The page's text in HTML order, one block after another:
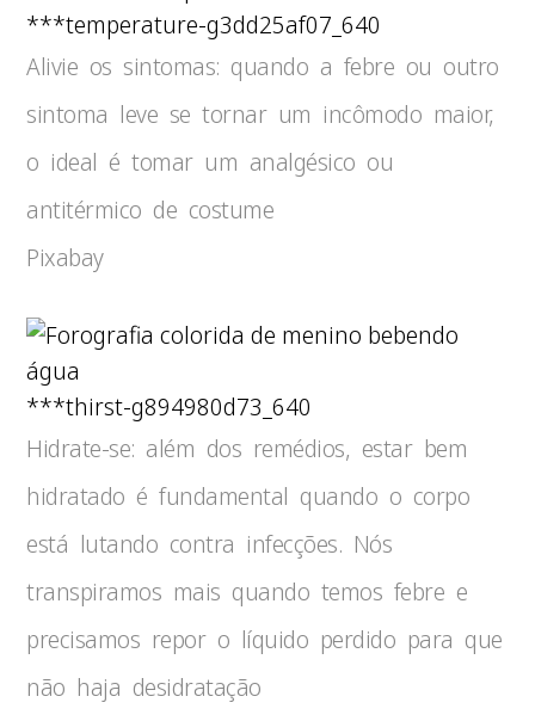
***temperature-g3dd25af07_640
Alivie os sintomas: quando a febre ou outro
sintoma leve se tornar um incômodo maior,
o ideal é tomar um analgésico ou
antitérmico de costume
Pixabay
***thirst-g894980d73_640
Hidrate-se: além dos remédios, estar bem
hidratado é fundamental quando o corpo
está lutando contra infecções. Nós
transpiramos mais quando temos febre e
precisamos repor o líquido perdido para que
não haja desidratação